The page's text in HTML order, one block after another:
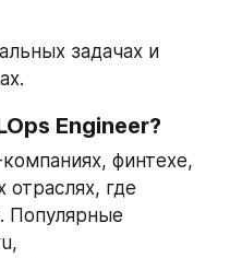
задачах и
Engineer?
финтехе,
отраслях, где
Популярные